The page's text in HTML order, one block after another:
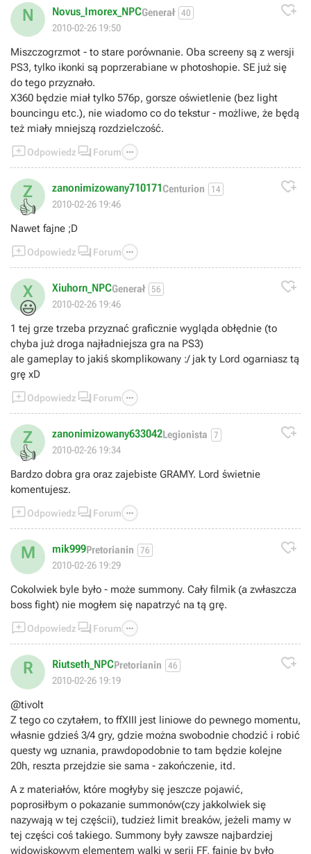
N Novus_Imorex_NPCGenerał 40
2010-02-26 19:50

Miszczogrzmot - to stare porównanie. Oba screeny są z wersji
PS3, tylko ikonki są poprzerabiane w photoshopie. SE już się
do tego przyznało.
X360 będzie miał tylko 576p, gorsze oświetlenie (bez light
bouncingu etc.), nie wiadomo co do tekstur - możliwe, że będą
też miały mniejszą rozdzielczość.
Odpowiedz  Forum 
Z
👍
zanonimizowany710171Centurion 14
2010-02-26 19:46

Nawet fajne ;D
Odpowiedz  Forum 
X
😃
Xiuhorn_NPCGenerał 56
2010-02-26 19:46

1 tej grze trzeba przyznać graficznie wygląda obłędnie (to
chyba już droga najładniejsza gra na PS3)
ale gameplay to jakiś skomplikowany :/ jak ty Lord ogarniasz tą
grę xD
Odpowiedz  Forum 
Z
👍
zanonimizowany633042Legionista 7
2010-02-26 19:34

Bardzo dobra gra oraz zajebiste GRAMY. Lord świetnie
komentujesz.
Odpowiedz  Forum 
M mik999Pretorianin 76
2010-02-26 19:29

Cokolwiek byle było - może summony. Cały filmik (a zwłaszcza
boss fight) nie mogłem się napatrzyć na tą grę.
Odpowiedz  Forum 
R Riutseth_NPCPretorianin 46
2010-02-26 19:19

@tivolt
Z tego co czytałem, to ffXIII jest liniowe do pewnego momentu,
własnie gdzieś 3/4 gry, gdzie można swobodnie chodzić i robić
questy wg uznania, prawdopodobnie to tam będzie kolejne
20h, reszta przejdzie sie sama - zakończenie, itd.
A z materiałów, które mogłyby się jeszcze pojawić,
poprosiłbym o pokazanie summonów(czy jakkolwiek się
nazywają w tej częścii), tudzież limit breaków, jeżeli mamy w
tej części coś takiego. Summony były zawsze najbardziej
widowiskowym elementem walki w serii FF, fajnie by było